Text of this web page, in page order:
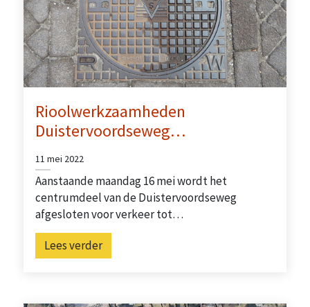
Rioolwerkzaamheden
Duistervoordseweg…
11 mei 2022
Aanstaande maandag 16 mei wordt het
centrumdeel van de Duistervoordseweg
afgesloten voor verkeer tot…
Lees verder